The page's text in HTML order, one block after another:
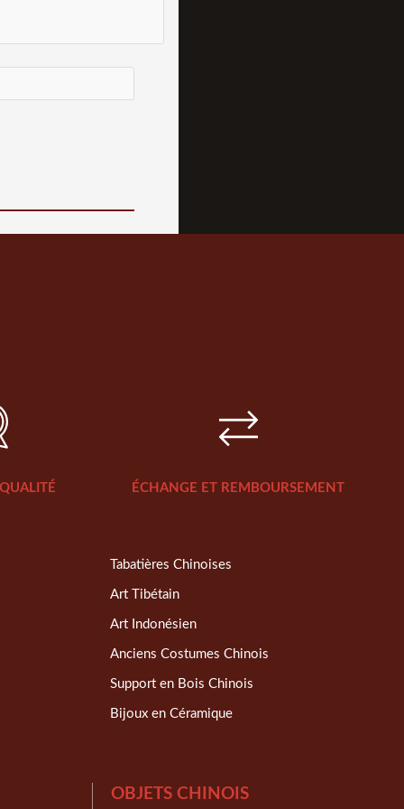
ÉCHANGE ET REMBOURSEMENT
Tabatières Chinoises
Art Tibétain
Art Indonésien
Anciens Costumes Chinois
Support en Bois Chinois
Bijoux en Céramique
OBJETS CHINOIS